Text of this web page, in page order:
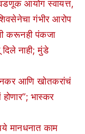
आयोग स्वायत्त,
गंभीर आरोप
करूनही पंकजा
नाही; मुंडे
आणि खोतकरांचं
भास्कर
मानधनात काम